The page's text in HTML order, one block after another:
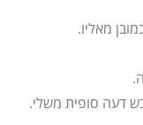
מאליו.
דעה סופית משלי.